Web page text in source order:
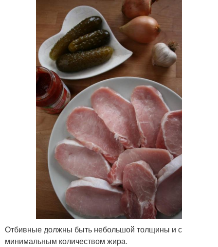
Отбивные должны быть небольшой толщины и с
минимальным количеством жира.